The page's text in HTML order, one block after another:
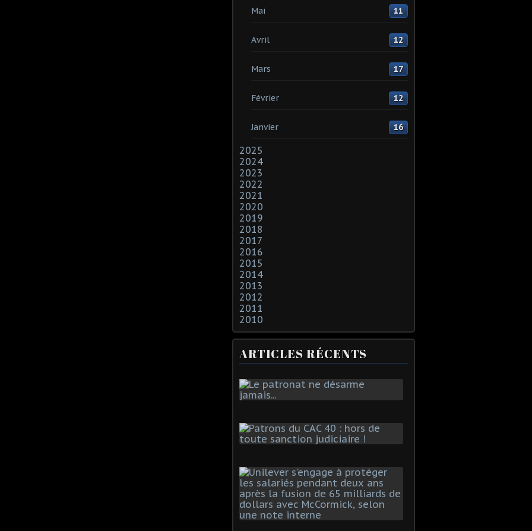
Mai 11
Avril 12
Mars 17
Février 12
Janvier 16
2025
2024
2023
2022
2021
2020
2019
2018
2017
2016
2015
2014
2013
2012
2011
2010
ARTICLES RÉCENTS